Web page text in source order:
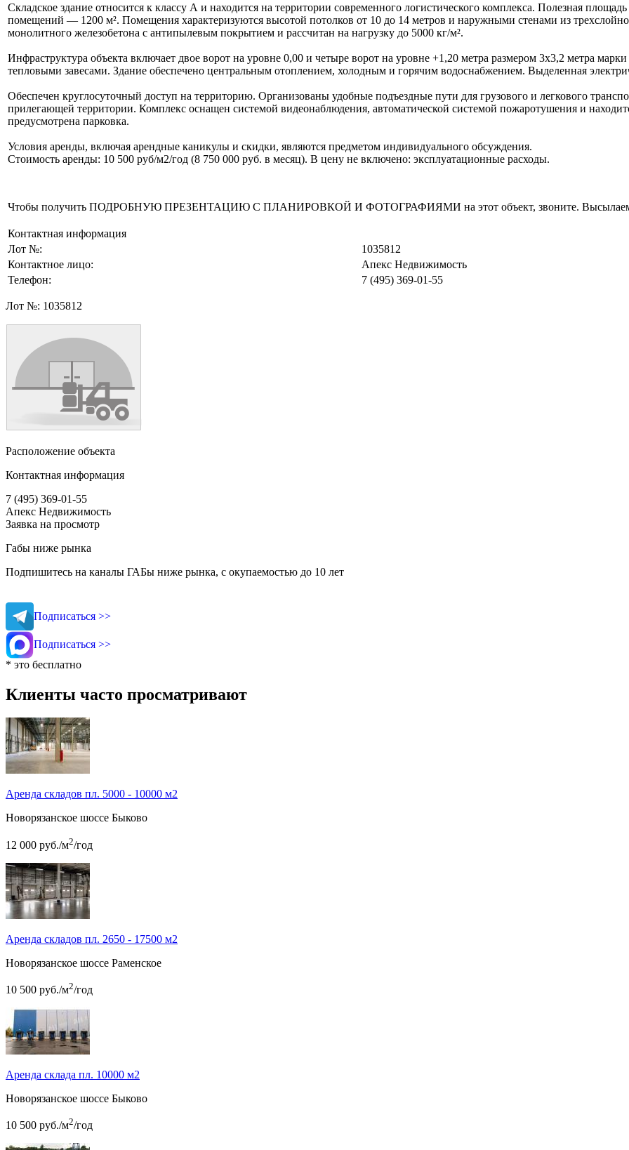
Складское здание относится к классу А и находится на территории современного логистического комплекса. Полезная
помещений — 1200 м². Помещения характеризуются высотой потолков от 10 до 14 метров и наружными стенами из
монолитного железобетона с антипылевым покрытием и рассчитан на нагрузку до 5000 кг/м².
Инфраструктура объекта включает двое ворот на уровне 0,00 и четыре ворот на уровне +1,20 метра размером 3х3,2 метра
тепловыми завесами. Здание обеспечено центральным отоплением, холодным и горячим водоснабжением. Выделенная
Обеспечен круглосуточный доступ на территорию. Организованы удобные подъездные пути для грузового и легкового
прилегающей территории. Комплекс оснащен системой видеонаблюдения, автоматической системой пожаротушения и
предусмотрена парковка.
Условия аренды, включая арендные каникулы и скидки, являются предметом индивидуального обсуждения.
Стоимость аренды: 10 500 руб/м2/год (8 750 000 руб. в месяц). В цену не включено: эксплуатационные расходы.
Чтобы получить ПОДРОБНУЮ ПРЕЗЕНТАЦИЮ С ПЛАНИРОВКОЙ И ФОТОГРАФИЯМИ на этот объект, звоните. Высылаем в
Контактная информация
Лот №:
1035812
Контактное лицо:
Апекс Недвижимость
Телефон:
7 (495) 369-01-55
Лот №: 1035812
Расположение объекта
Контактная информация
7 (495) 369-01-55
Апекс Недвижимость
Заявка на просмотр
Габы ниже рынка
Подпишитесь на каналы ГАБы ниже рынка, с окупаемостью до 10 лет
Подписаться >>
Подписаться >>
* это бесплатно
Клиенты часто просматривают
Аренда складов пл. 5000 - 10000 м2
Новорязанское шоссе Быково
12 000 руб./м2/год
Аренда складов пл. 2650 - 17500 м2
Новорязанское шоссе Раменское
10 500 руб./м2/год
Аренда склада пл. 10000 м2
Новорязанское шоссе Быково
10 500 руб./м2/год